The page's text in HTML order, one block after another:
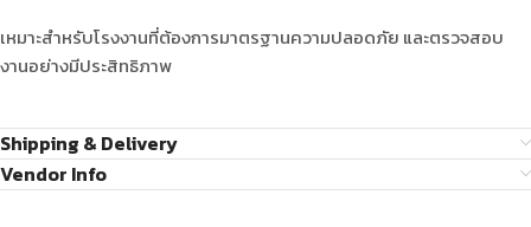
เหมาะสำหรับโรงงานที่ต้องการมาตรฐานความปลอดภัย และตรวจสอบ
งานอย่างมีประสิทธิภาพ
Shipping & Delivery
Vendor Info